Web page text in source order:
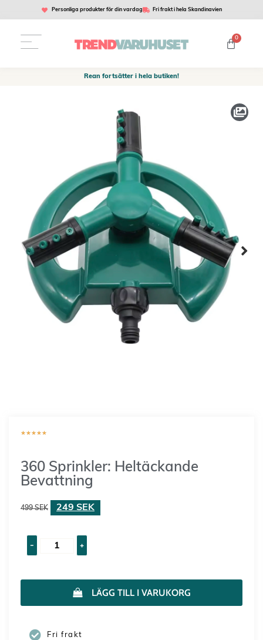
Personliga produkter för din vardag Fri frakt i hela Skandinavien
0
Rean fortsätter i hela butiken!
★★★★★
360 Sprinkler: Heltäckande
Bevattning
499SEK 249 SEK
- +
LÄGG TILL I VARUKORG
Fri frakt